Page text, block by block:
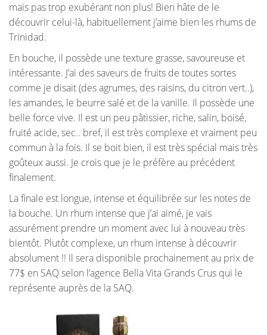
mais pas trop exubérant non plus! Bien hâte de le
découvrir celui-là, habituellement j’aime bien les rhums de
Trinidad.
En bouche, il possède une texture grasse, savoureuse et
intéressante. J’ai des saveurs de fruits de toutes sortes
comme je disait (des agrumes, des raisins, du citron vert..),
les amandes, le beurre salé et de la vanille. Il possède une
belle force vive. Il est un peu pâtissier, riche, salin, boisé,
fruité acide, sec.. bref, il est très complexe et vraiment peu
commun à la fois. Il se boit bien, il est très spécial mais très
goûteux aussi. Je crois que je le préfère au précédent
finalement.
La finale est longue, intense et équilibrée sur les notes de
la bouche. Un rhum intense que j’ai aimé, je vais
assurément prendre un moment avec lui à nouveau très
bientôt. Plutôt complexe, un rhum intense à découvrir
absolument !! Il sera disponible prochainement au prix de
77$ en SAQ selon l’agence Bella Vita Grands Crus qui le
représente auprès de la SAQ.